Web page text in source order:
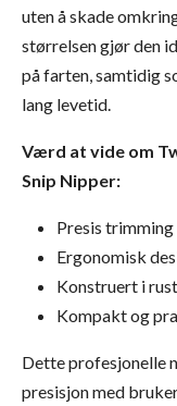
uten å skade
størrelsen gjør den
på farten, samtidig
lang levetid.
Værd at vide om
Snip Nipper:
Presis
Ergonomisk
Konstruert i
Kompakt og
Dette profesjonelle
presisjon med